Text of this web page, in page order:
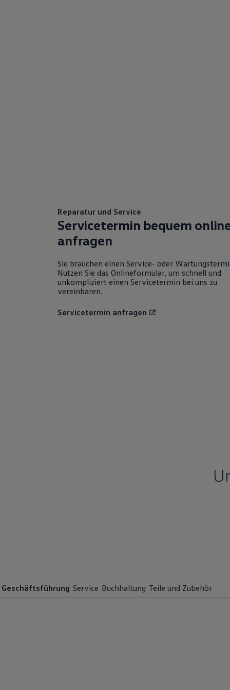
Reparatur und Service
Servicetermin bequem
anfragen
Sie brauchen einen Service- oder
Nutzen Sie das Onlineformular, um schnell und
unkompliziert einen Servicetermin bei uns zu
vereinbaren.
Servicetermin anfragen
Geschäftsführung Service Buchhaltung Teile und Zubehör